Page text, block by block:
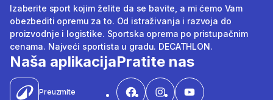
Izaberite sport kojim želite da se bavite, a mi ćemo Vam
obezbediti opremu za to. Od istraživanja i razvoja do
proizvodnje i logistike. Sportska oprema po pristupačnim
cenama. Najveći sportista u gradu. DECATHLON.
Naša aplikacija
Preuzmite
Pratite nas